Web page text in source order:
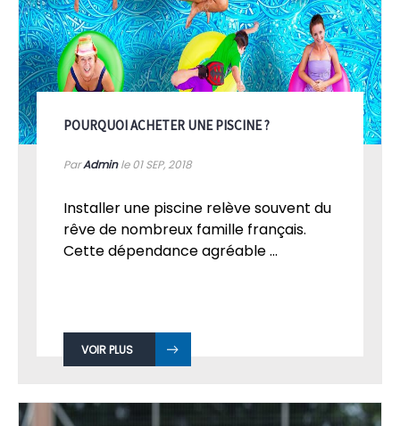
POURQUOI ACHETER UNE PISCINE ?
ParAdminle 01SEP, 2018
Installer une piscine relève souvent du
rêve de nombreux famille français.
Cette dépendance agréable ...
VOIR PLUS